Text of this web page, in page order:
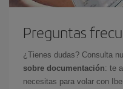
Preguntas
¿Tienes dudas? Consulta
sobre documentación: te
necesitas para volar con